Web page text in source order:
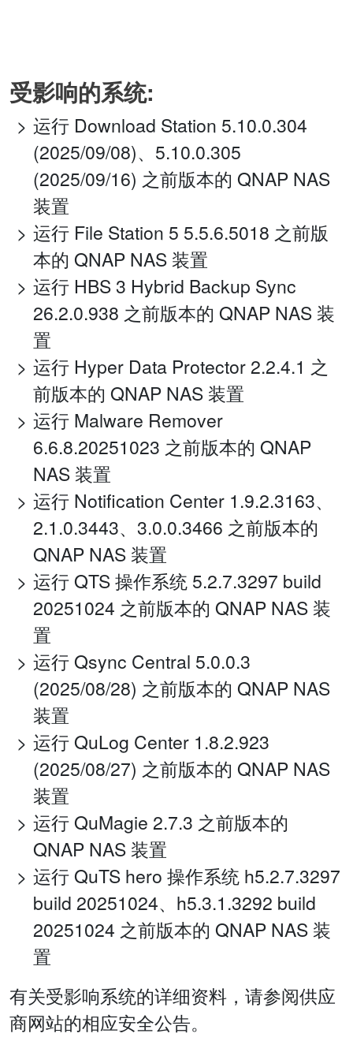
受影响的系统:
运行 Download Station 5.10.0.304
(2025/09/08)、5.10.0.305
(2025/09/16) 之前版本的 QNAP NAS
装置
运行 File Station 5 5.5.6.5018 之前版
本的 QNAP NAS 装置
运行 HBS 3 Hybrid Backup Sync
26.2.0.938 之前版本的 QNAP NAS 装
置
运行 Hyper Data Protector 2.2.4.1 之
前版本的 QNAP NAS 装置
运行 Malware Remover
6.6.8.20251023 之前版本的 QNAP
NAS 装置
运行 Notification Center 1.9.2.3163、
2.1.0.3443、3.0.0.3466 之前版本的
QNAP NAS 装置
运行 QTS 操作系统 5.2.7.3297 build
20251024 之前版本的 QNAP NAS 装
置
运行 Qsync Central 5.0.0.3
(2025/08/28) 之前版本的 QNAP NAS
装置
运行 QuLog Center 1.8.2.923
(2025/08/27) 之前版本的 QNAP NAS
装置
运行 QuMagie 2.7.3 之前版本的
QNAP NAS 装置
运行 QuTS hero 操作系统 h5.2.7.3297
build 20251024、h5.3.1.3292 build
20251024 之前版本的 QNAP NAS 装
置
有关受影响系统的详细资料，请参阅供应
商网站的相应安全公告。